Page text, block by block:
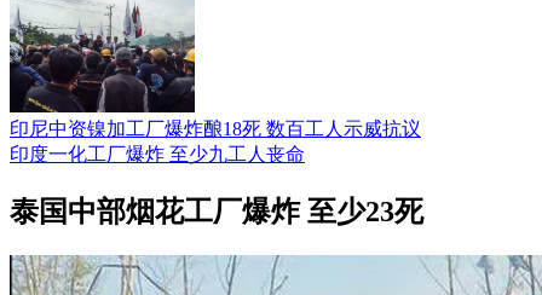
印尼中资镍加工厂爆炸酿18死 数百工人示威抗议
印度一化工厂爆炸 至少九工人丧命
泰国中部烟花工厂爆炸 至少23死